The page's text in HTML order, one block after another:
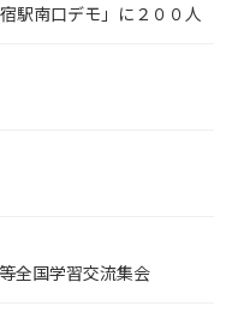
駅南口デモ」に２００人
全国学習交流集会